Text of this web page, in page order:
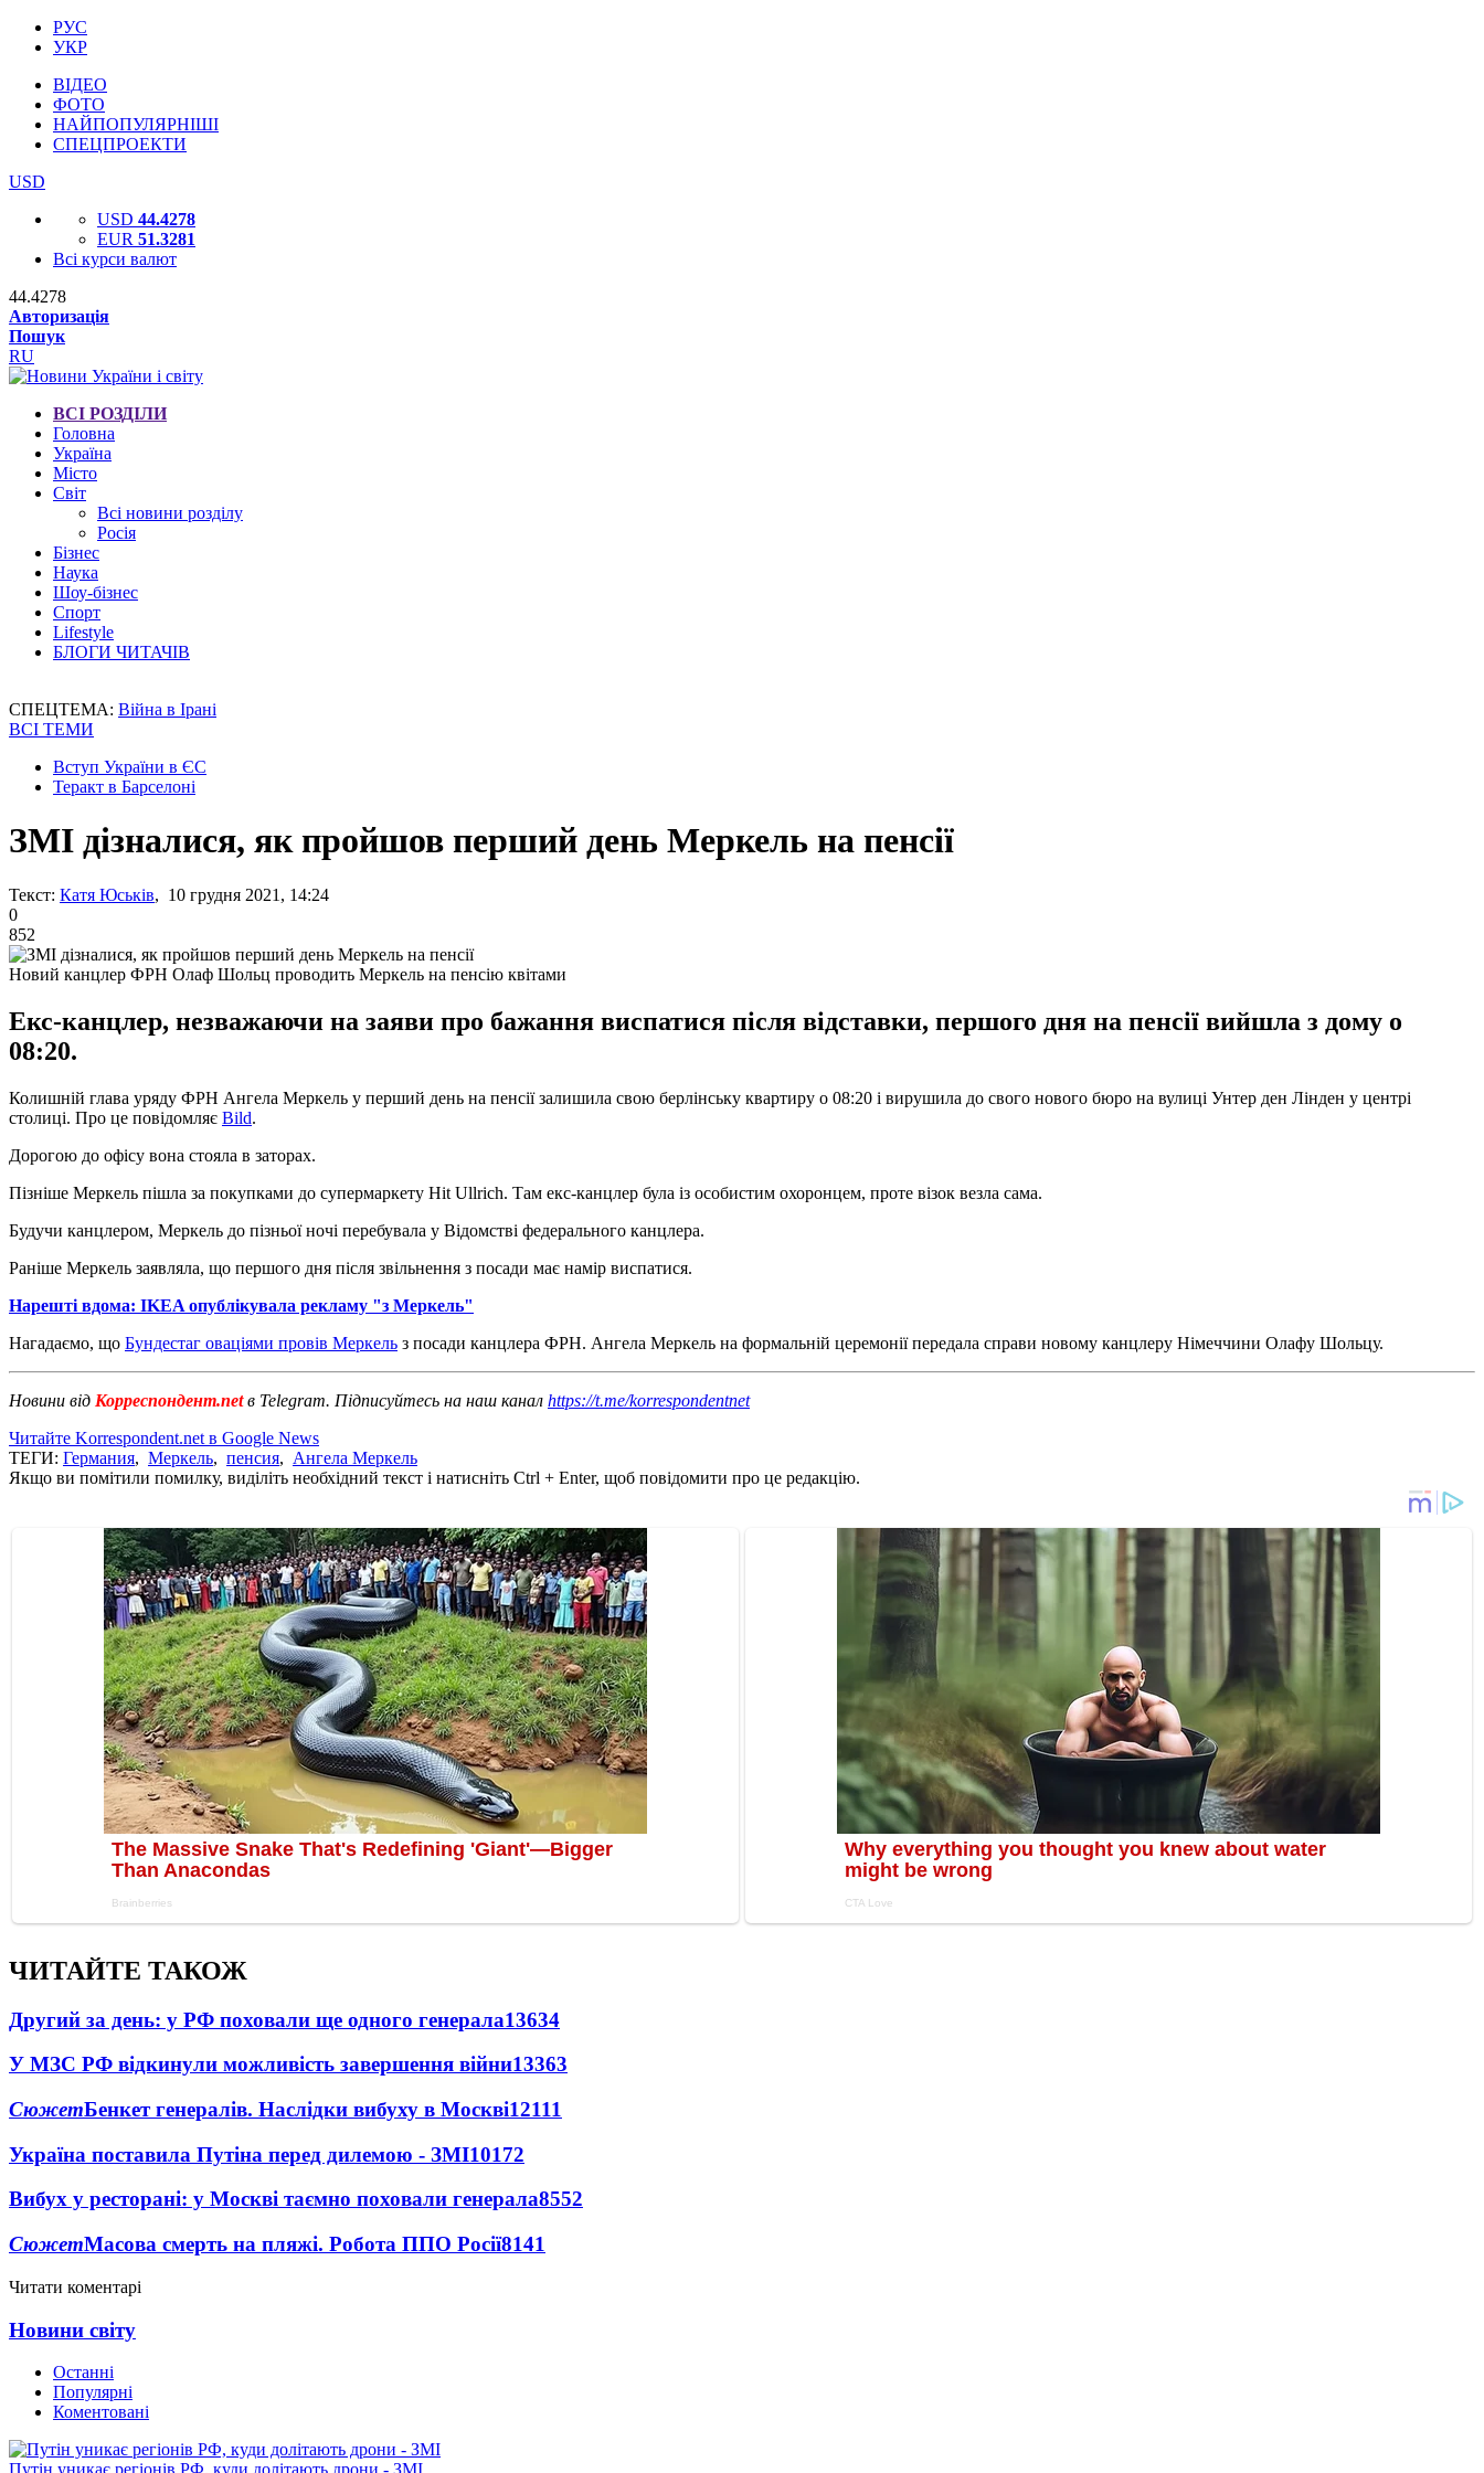
РУС
УКР
ВІДЕО
ФОТО
НАЙПОПУЛЯРНІШІ
СПЕЦПРОЕКТИ
USD
USD 44.4278
EUR 51.3281
Всі курси валют
44.4278
Авторизація
Пошук
RU
ВСІ РОЗДІЛИ
Головна
Україна
Місто
Світ
Всі новини розділу
Росія
Бізнес
Наука
Шоу-бізнес
Спорт
Lifestyle
БЛОГИ ЧИТАЧІВ
СПЕЦТЕМА: Війна в Ірані
ВСІ ТЕМИ
Вступ України в ЄС
Теракт в Барселоні
ЗМІ дізналися, як пройшов перший день Меркель на пенсії
Текст: Катя Юськів, 10 грудня 2021, 14:24
0
852
Новий канцлер ФРН Олаф Шольц проводить Меркель на пенсію квітами
Екс-канцлер, незважаючи на заяви про бажання виспатися після відставки, першого дня на пенсії вийшла з дому о
08:20.
Колишній глава уряду ФРН Ангела Меркель у перший день на пенсії залишила свою берлінську квартиру о 08:20 і вирушила до свого нового бюро на вулиці Унтер ден Лінден у центрі
столиці. Про це повідомляє Bild.
Дорогою до офісу вона стояла в заторах.
Пізніше Меркель пішла за покупками до супермаркету Hit Ullrich. Там екс-канцлер була із особистим охоронцем, проте візок везла сама.
Будучи канцлером, Меркель до пізньої ночі перебувала у Відомстві федерального канцлера.
Раніше Меркель заявляла, що першого дня після звільнення з посади має намір виспатися.
Нарешті вдома: IKEA опублікувала рекламу "з Меркель"
Нагадаємо, що Бундестаг оваціями провів Меркель з посади канцлера ФРН. Ангела Меркель на формальній церемонії передала справи новому канцлеру Німеччини Олафу Шольцу.
Новини від Корреспондент.netв Telegram. Підписуйтесь на наш канал https://t.me/korrespondentnet
Читайте Korrespondent.net в Google News
ТЕГИ: Германия, Меркель, пенсия, Ангела Меркель
Якщо ви помітили помилку, виділіть необхідний текст і натисніть Ctrl + Enter, щоб повідомити про це редакцію.
ЧИТАЙТЕ ТАКОЖ
Другий за день: у РФ поховали ще одного генерала13634
У МЗС РФ відкинули можливість завершення війни13363
СюжетБенкет генералів. Наслідки вибуху в Москві12111
Україна поставила Путіна перед дилемою - ЗМІ10172
Вибух у ресторані: у Москві таємно поховали генерала8552
СюжетМасова смерть на пляжі. Робота ППО Росії8141
Читати коментарі
Новини світу
Останні
Популярні
Коментовані